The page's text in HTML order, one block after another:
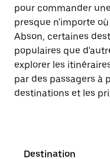
pour commander
presque n'importe
Abson, certaines
populaires que
explorer les
par des passagers à
destinations et les
Destination